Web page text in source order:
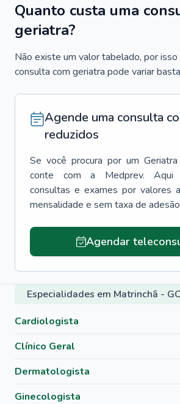
Quanto custa uma
geriatra?
Não existe um valor tabelado, por
consulta com geriatra pode variar
Agende uma consulta
reduzidos
Se você procura por um Geriatra
conte com a Medprev. Aqui
consultas e exames por valores
mensalidade e sem taxa de
Agendar
Especialidades em Matrinchã -
Cardiologista
Clínico Geral
Dermatologista
Ginecologista